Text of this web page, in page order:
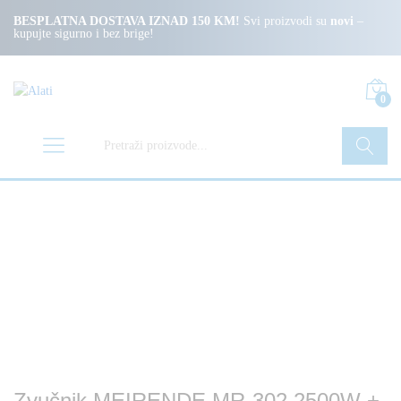
BESPLATNA DOSTAVA IZNAD 150 KM! Svi proizvodi su novi –
kupujte sigurno i bez brige!
0
Pretraži